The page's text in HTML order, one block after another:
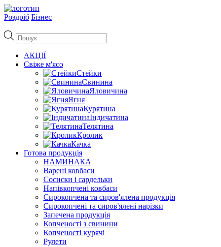
Роздріб Бізнес
Пошук
товарів
АКЦІЇ
Свіже м'ясо
Стейки
Свинина
Яловичина
Ягня
Курятина
Індичатина
Телятина
Кролик
Качка
Готова продукція
НАМИНАКА
Варені ковбаси
Сосиски і сардельки
Напівкопчені ковбаси
Сирокопчена та сиров'ялена продукція
Сирокопчені та сиров'ялені нарізки
Запечена продукція
Копченості з свинини
Копченості курячі
Рулети